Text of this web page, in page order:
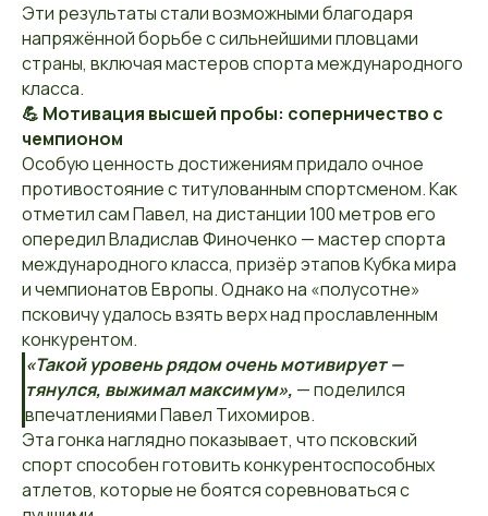
Эти результаты стали возможными благодаря
напряжённой борьбе с сильнейшими пловцами
страны, включая мастеров спорта международного
класса.
💪 Мотивация высшей пробы: соперничество с
чемпионом
Особую ценность достижениям придало очное
противостояние с титулованным спортсменом. Как
отметил сам Павел, на дистанции 100 метров его
опередил Владислав Финоченко — мастер спорта
международного класса, призёр этапов Кубка мира
и чемпионатов Европы. Однако на «полусотне»
псковичу удалось взять верх над прославленным
конкурентом.
«Такой уровень рядом очень мотивирует —
тянулся, выжимал максимум», — поделился
впечатлениями Павел Тихомиров.
Эта гонка наглядно показывает, что псковский
спорт способен готовить конкурентоспособных
атлетов, которые не боятся соревноваться с